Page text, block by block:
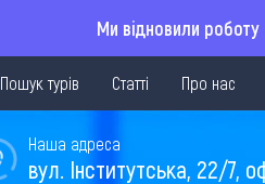
Ми відновили роботу
Пошук турів Статті Про нас
Наша адреса
вул. Інститутська, 22/7,